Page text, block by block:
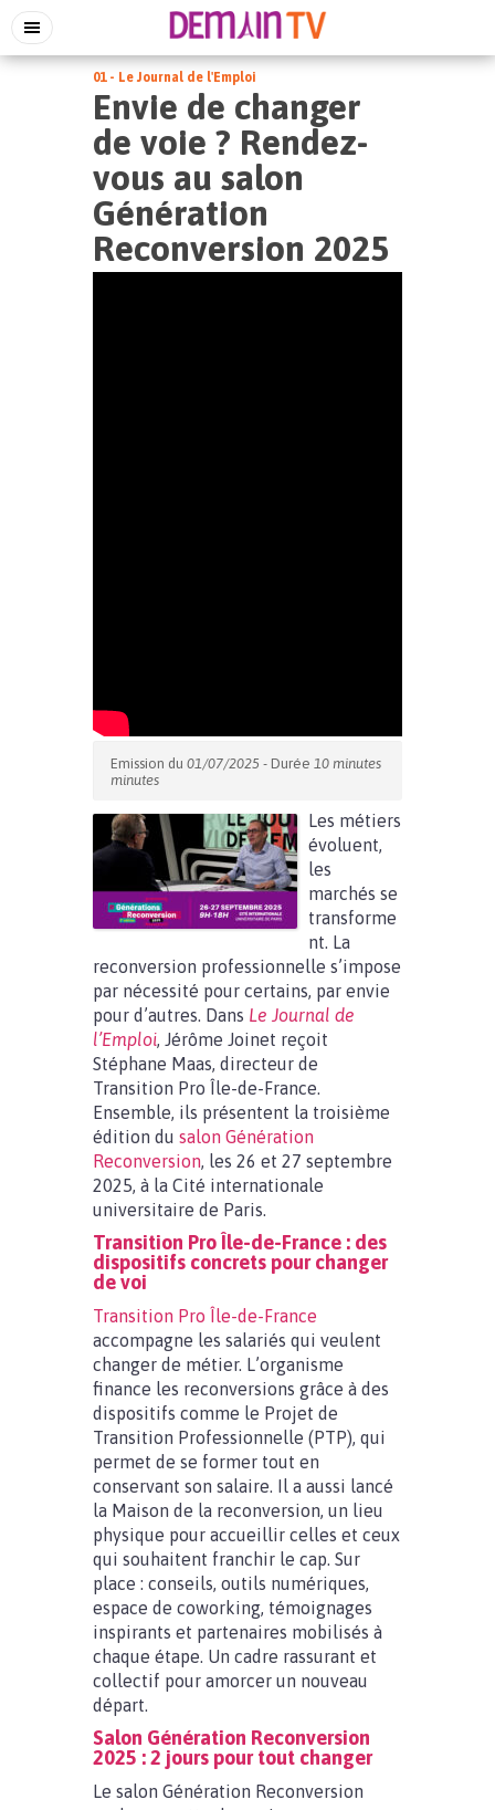
01 - Le Journal de l'Emploi
Envie de changer
de voie ? Rendez-
vous au salon
Génération
Reconversion 2025
Emission du 01/07/2025 - Durée 10 minutes
minutes
Les métiers
évoluent,
les
marchés se
transforme
nt. La
reconversion professionnelle s’impose
par nécessité pour certains, par envie
pour d’autres. Dans Le Journal de
l’Emploi, Jérôme Joinet reçoit
Stéphane Maas, directeur de
Transition Pro Île-de-France.
Ensemble, ils présentent la troisième
édition du salon Génération
Reconversion, les 26 et 27 septembre
2025, à la Cité internationale
universitaire de Paris.
Transition Pro Île-de-France : des
dispositifs concrets pour changer
de voi
Transition Pro Île-de-France
accompagne les salariés qui veulent
changer de métier. L’organisme
finance les reconversions grâce à des
dispositifs comme le Projet de
Transition Professionnelle (PTP), qui
permet de se former tout en
conservant son salaire. Il a aussi lancé
la Maison de la reconversion, un lieu
physique pour accueillir celles et ceux
qui souhaitent franchir le cap. Sur
place : conseils, outils numériques,
espace de coworking, témoignages
inspirants et partenaires mobilisés à
chaque étape. Un cadre rassurant et
collectif pour amorcer un nouveau
départ.
Salon Génération Reconversion
2025 : 2 jours pour tout changer
Le salon Génération Reconversion